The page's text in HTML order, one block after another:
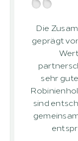
Die
geprägt
sehr
sind